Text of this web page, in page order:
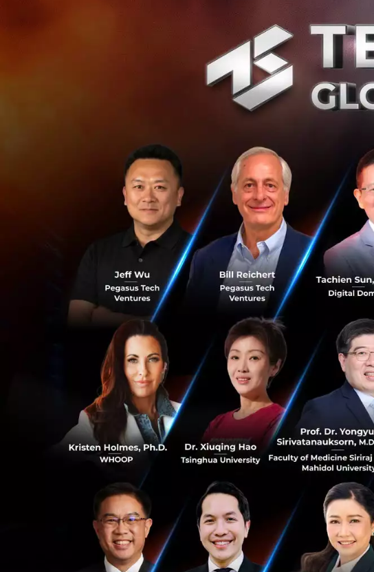
สิงหาคม
454
การมี
ข้ามไ
ให้บริษั
ใช่ว...
กรกฎา
31
News
แก้ปั
การค้า
เอเชีย
ชั้นนำใน
พฤษภา
Tech &
ระดับ
การขน
for
ดอลลา